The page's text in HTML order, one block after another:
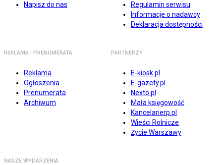
Napisz do nas
Regulamin serwisu
Informacje o nadawcy
Deklaracja dostępności
REKLAMA I PRENUMERATA
Reklama
Ogłoszenia
Prenumerata
Archiwum
PARTNERZY
E-kiosk.pl
E-gazety.pl
Nexto.pl
Mała księgowość
Kancelarierp.pl
Wieści Rolnicze
Życie Warszawy
NASZE WYDARZENIA